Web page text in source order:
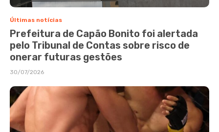
Últimas notícias
Prefeitura de Capão Bonito foi alertada
pelo Tribunal de Contas sobre risco de
onerar futuras gestões
30/07/2026